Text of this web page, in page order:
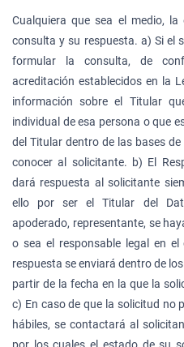
Cualquiera que sea el medio,
consulta y su respuesta. a) Si el
formular la consulta, de
acreditación establecidos en la
información sobre el Titular
individual de esa persona o que
del Titular dentro de las bases
conocer al solicitante. b) El
dará respuesta al solicitante
ello por ser el Titular del
apoderado, representante, se
o sea el responsable legal en
respuesta se enviará dentro de
partir de la fecha en la que la
c) En caso de que la solicitud no
hábiles, se contactará al
por los cuales el estado de su